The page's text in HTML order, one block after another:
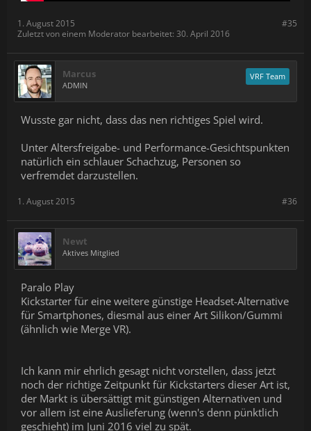
#35
1. August 2015
Zuletzt von einem Moderator bearbeitet: 30. April 2016
Marcus
ADMIN
VRF Team
Wusste gar nicht, dass das nen richtiges Spiel wird.
Unter Altersfreigabe- und Performance-Gesichtspunkten
natürlich ein schlauer Schachzug, Personen so
verfremdet darzustellen.
#36
1. August 2015
Newt
Aktives Mitglied
Paralo Play
Kickstarter für eine weitere günstige Headset-Alternative
für Smartphones, diesmal aus einer Art Silikon/Gummi
(ähnlich wie Merge VR).
Ich kann mir ehrlich gesagt nicht vorstellen, dass jetzt
noch der richtige Zeitpunkt für Kickstarters dieser Art ist,
der Markt is übersättigt mit günstigen Alternativen und
vor allem ist eine Auslieferung (wenn's denn pünktlich
geschieht) im Juni 2016 viel zu spät.